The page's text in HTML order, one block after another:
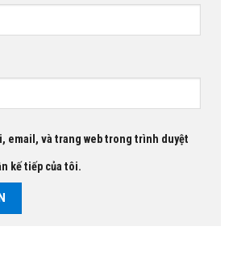
email, và trang web trong trình duyệt
kế tiếp của tôi.